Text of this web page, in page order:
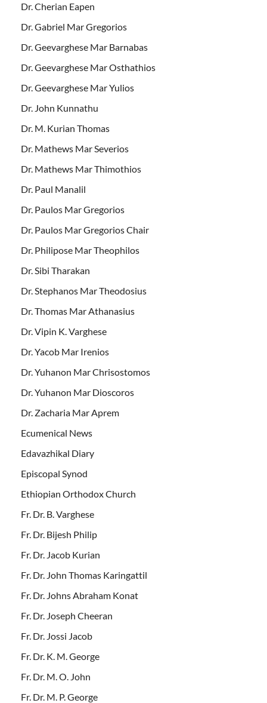
Dr. Cherian Eapen
Dr. Gabriel Mar Gregorios
Dr. Geevarghese Mar Barnabas
Dr. Geevarghese Mar Osthathios
Dr. Geevarghese Mar Yulios
Dr. John Kunnathu
Dr. M. Kurian Thomas
Dr. Mathews Mar Severios
Dr. Mathews Mar Thimothios
Dr. Paul Manalil
Dr. Paulos Mar Gregorios
Dr. Paulos Mar Gregorios Chair
Dr. Philipose Mar Theophilos
Dr. Sibi Tharakan
Dr. Stephanos Mar Theodosius
Dr. Thomas Mar Athanasius
Dr. Vipin K. Varghese
Dr. Yacob Mar Irenios
Dr. Yuhanon Mar Chrisostomos
Dr. Yuhanon Mar Dioscoros
Dr. Zacharia Mar Aprem
Ecumenical News
Edavazhikal Diary
Episcopal Synod
Ethiopian Orthodox Church
Fr. Dr. B. Varghese
Fr. Dr. Bijesh Philip
Fr. Dr. Jacob Kurian
Fr. Dr. John Thomas Karingattil
Fr. Dr. Johns Abraham Konat
Fr. Dr. Joseph Cheeran
Fr. Dr. Jossi Jacob
Fr. Dr. K. M. George
Fr. Dr. M. O. John
Fr. Dr. M. P. George